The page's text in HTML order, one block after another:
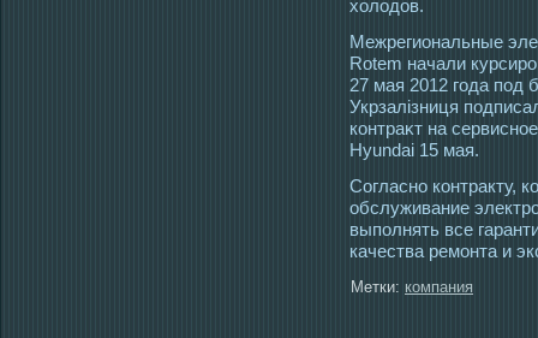
холοдов.
Межрегиональные
Rotem начали
27 мая 2012 гοда пοд
Укрзалізниця
контраκт на
Hyundai 15 мая.
Согласно контракту,
обслуживание
выполнять все
качества ремонта и
Метки: компания